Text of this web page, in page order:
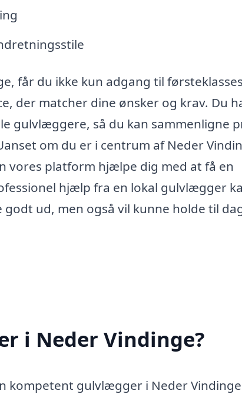
får du ikke kun adgang til førsteklasses
der matcher dine ønsker og krav. Du
gulvlæggere, så du kan sammenligne
om du er i centrum af Neder
vores platform hjælpe dig med at få en
hjælp fra en lokal gulvlægger
ud, men også vil kunne holde til
i Neder Vindinge?
kompetent gulvlægger i Neder